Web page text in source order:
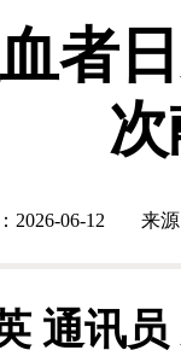
者
2026-06-12 来
通讯